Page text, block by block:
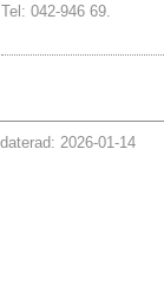
Tel: 042-946 69.
2026-01-14